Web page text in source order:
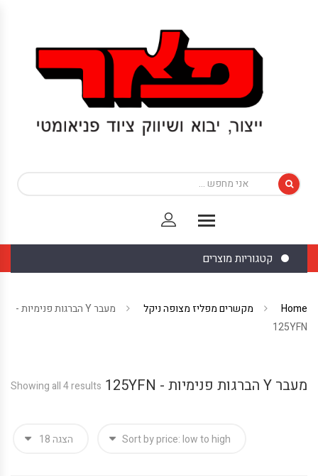
קטגוריות מוצרים
Home מקשרים מפליז מצופה ניקל
מעבר Y הברגות פנימיות -
125YFN
מעבר Y הברגות פנימיות - 125YFN Showing all 4 results